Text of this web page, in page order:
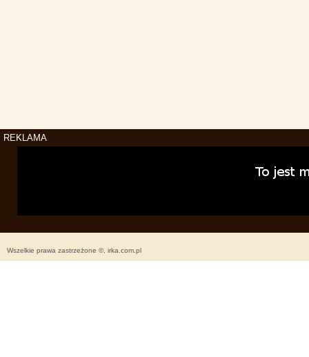
REKLAMA
Wszelkie prawa zastrzeżone ©, irka.com.pl